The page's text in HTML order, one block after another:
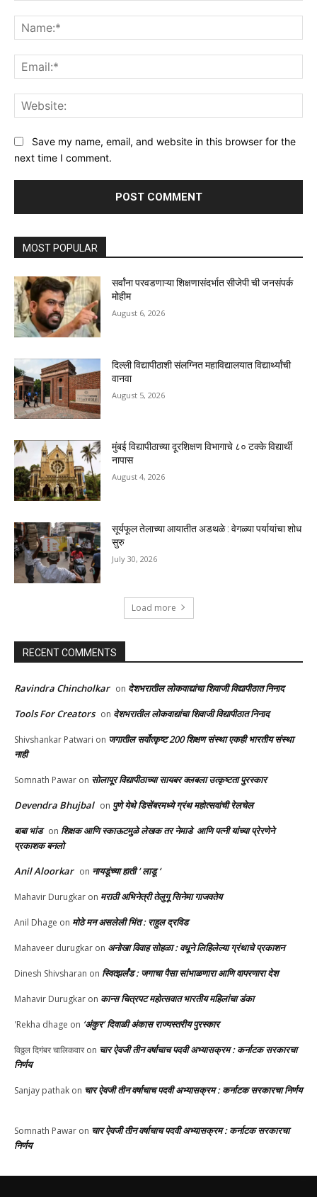
Save my name, email, and website in this browser for the
next time I comment.
MOST POPULAR
सर्वांना परवडणाऱ्या शिक्षणासंदर्भात सीजेपी ची जनसंपर्क
मोहीम
August 6, 2026
दिल्ली विद्यापीठाशी संलग्नित महाविद्यालयात विद्यार्थ्यांची
वानवा
August 5, 2026
मुंबई विद्यापीठाच्या दूरशिक्षण विभागाचे ८० टक्के विद्यार्थी
नापास
August 4, 2026
सूर्यफूल तेलाच्या आयातीत अडथळे : वेगळ्या पर्यायांचा शोध
सुरु
July 30, 2026
Load more
RECENT COMMENTS
Ravindra Chincholkar on देशभरातील लोकवाद्यांचा शिवाजी विद्यापीठात निनाद
Tools For Creators on देशभरातील लोकवाद्यांचा शिवाजी विद्यापीठात निनाद
Shivshankar Patwari on जगातील सर्वोत्कृष्ट 200 शिक्षण संस्था एकही भारतीय संस्था
नाही
Somnath Pawar on सोलापूर विद्यापीठाच्या सायबर क्लबला उत्कृष्टता पुरस्कार
Devendra Bhujbal on पुणे येथे डिसेंबरमध्ये ग्रंथ महोत्सवांची रेलचेल
बाबा भांड on शिक्षक आणि स्काऊटमुळे लेखक तर नेमाडे आणि पत्नी यांच्या प्रेरणेने
प्रकाशक बनलो
Anil Aloorkar on नायडूंच्या हाती ‘ लाडू ‘
Mahavir Durugkar on मराठी अभिनेत्री तेलुगू सिनेमा गाजवतेय
Anil Dhage on मोठे मन असलेली भिंत : राहुल द्रविड
Mahaveer durugkar on अनोखा विवाह सोहळा : वधूने लिहिलेल्या ग्रंथाचे प्रकाशन
Dinesh Shivsharan on स्वित्झर्लंड : जगाचा पैसा सांभाळणारा आणि वापरणारा देश
Mahavir Durugkar on कान्स चित्रपट महोत्सवात भारतीय महिलांचा डंका
'Rekha dhage on ‘अंकुर’ दिवाळी अंकास राज्यस्तरीय पुरस्कार
विठ्ठल दिगंबर चालिकवारon चार ऐवजी तीन वर्षाचाच पदवी अभ्यासक्रम : कर्नाटक सरकारचा
निर्णय
Sanjay pathak on चार ऐवजी तीन वर्षाचाच पदवी अभ्यासक्रम : कर्नाटक सरकारचा निर्णय
Somnath Pawar on चार ऐवजी तीन वर्षाचाच पदवी अभ्यासक्रम : कर्नाटक सरकारचा
निर्णय